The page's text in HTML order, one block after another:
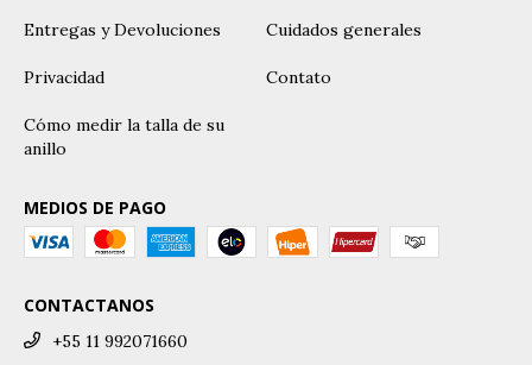
Entregas y Devoluciones Cuidados generales
Privacidad Contato
Cómo medir la talla de su
anillo
MEDIOS DE PAGO
CONTACTANOS
+55 11 992071660